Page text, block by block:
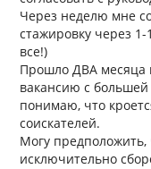
Через неделю мне
стажировку через
все!)
Прошло ДВА месяца
вакансию с
понимаю, что
соискателей.
Могу
исключительно